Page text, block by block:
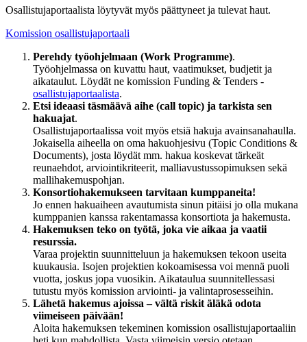
Osallistujaportaalista löytyvät myös päättyneet ja tulevat haut.
Komission osallistujaportaali
Perehdy työohjelmaan (Work Programme).
Työohjelmassa on kuvattu haut, vaatimukset, budjetit ja
aikataulut. Löydät ne komission Funding & Tenders -
osallistujaportaalista.
Etsi ideaasi täsmäävä aihe (call topic) ja tarkista sen
hakuajat.
Osallistujaportaalissa voit myös etsiä hakuja avainsanahaulla.
Jokaisella aiheella on oma hakuohjesivu (Topic Conditions &
Documents), josta löydät mm. hakua koskevat tärkeät
reunaehdot, arviointikriteerit, malliavustussopimuksen sekä
mallihakemuspohjan.
Konsortiohakemukseen tarvitaan kumppaneita!
Jo ennen hakuaiheen avautumista sinun pitäisi jo olla mukana
kumppanien kanssa rakentamassa konsortiota ja hakemusta.
Hakemuksen teko on työtä, joka vie aikaa ja vaatii
resurssia.
Varaa projektin suunnitteluun ja hakemuksen tekoon useita
kuukausia. Isojen projektien kokoamisessa voi mennä puoli
vuotta, joskus jopa vuosikin. Aikataulua suunnitellessasi
tutustu myös komission arviointi- ja valintaprosesseihin.
Lähetä hakemus ajoissa – vältä riskit äläkä odota
viimeiseen päivään!
Aloita hakemuksen tekeminen komission osallistujaportaaliin